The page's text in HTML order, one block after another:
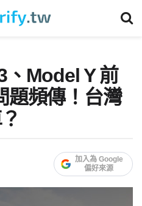
、Model Y 前
題頻傳！台灣
加入為 Google
偏好來源